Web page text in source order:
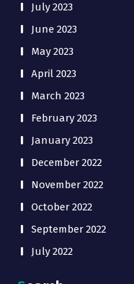
July 2023
June 2023
May 2023
April 2023
March 2023
February 2023
January 2023
December 2022
November 2022
October 2022
September 2022
July 2022